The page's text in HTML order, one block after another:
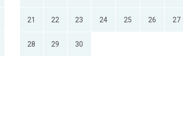
21 22 23 24 25 26 27
28 29 30